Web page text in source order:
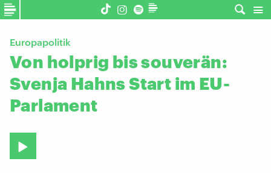
Europapolitik
Von holprig bis souverän:
Svenja Hahns Start im EU-
Parlament